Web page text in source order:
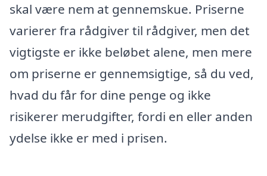
skal være nem at gennemskue. Priserne
varierer fra rådgiver til rådgiver, men det
vigtigste er ikke beløbet alene, men mere
om priserne er gennemsigtige, så du ved,
hvad du får for dine penge og ikke
risikerer merudgifter, fordi en eller anden
ydelse ikke er med i prisen.